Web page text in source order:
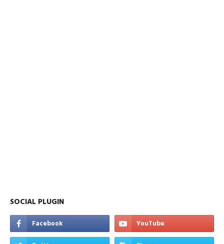
SOCIAL PLUGIN